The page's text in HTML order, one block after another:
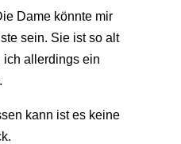
Dame könnte mir
sein. Sie ist so alt
allerdings ein
kann ist es keine